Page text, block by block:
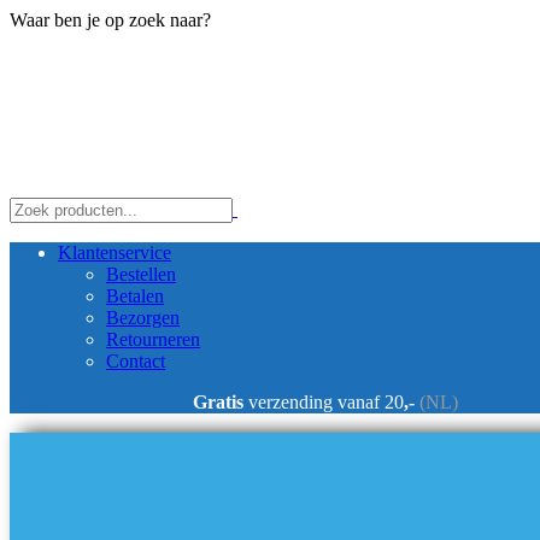
Waar ben je op zoek naar?
Klantenservice
Bestellen
Betalen
Bezorgen
Retourneren
Contact
Gratis verzending vanaf 20,- (NL)